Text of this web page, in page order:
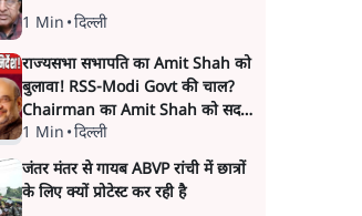
1 Min •दिल्ली
राज्यसभा सभापति का Amit Shah को
बुलावा! RSS-Modi Govt की चाल?
Chairman का Amit Shah को सदन
में बयान देने का संकेत क्यों? Senior
journalist Vinod Agnihotri ने इसे
Modi Government और RSS की
संभावित strategy से जोड़कर बड़ा
1 Min •दिल्ली
जंतर मंतर से गायब ABVP रांची में छात्रों
के लिए क्यों प्रोटेस्ट कर रही है